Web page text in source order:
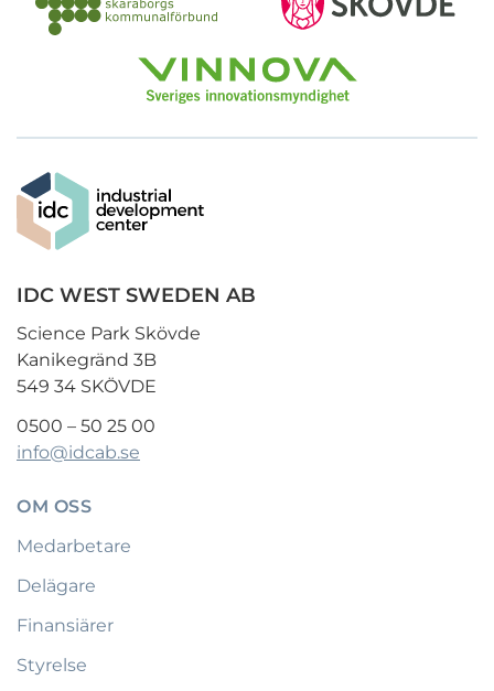
IDC WEST SWEDEN AB
Science Park Skövde
Kanikegränd 3B
549 34 SKÖVDE
0500 – 50 25 00
info@idcab.se
OM OSS
Medarbetare
Delägare
Finansiärer
Styrelse